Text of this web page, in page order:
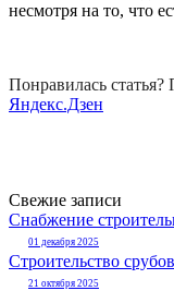
несмотря на то, что
Понравилась
Яндекс.Дзен
Свежие записи
Снабжение
01 декабря 2025
Строительство
21 октября 2025